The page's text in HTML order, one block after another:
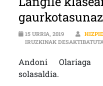
gaurkotasunaz
15 URRIA, 2019
IRUZKINAK
Andoni Olariaga
solasaldia.